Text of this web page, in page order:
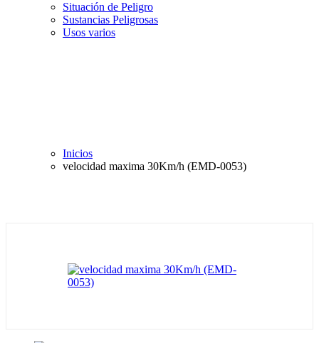
Situación de Peligro
Sustancias Peligrosas
Usos varios
Inicios
velocidad maxima 30Km/h (EMD-0053)